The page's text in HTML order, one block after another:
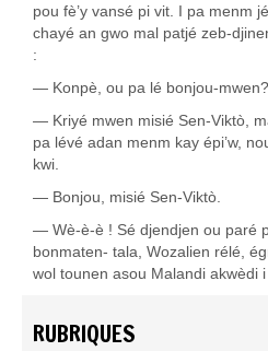
pou fè’y vansé pi vit. I pa menm
chayé an gwo mal patjé zeb-
:
— Konpè, ou pa lé bonjou-mwen?
— Kriyé mwen misié Sen-Viktò,
pa lévé adan menm kay épi’w,
kwi.
— Bonjou, misié Sen-Viktò.
— Wè-è-è ! Sé djendjen ou paré
bonmaten- tala, Wozalien rélé,
wol tounen asou Malandi akwèdi
RUBRIQUES